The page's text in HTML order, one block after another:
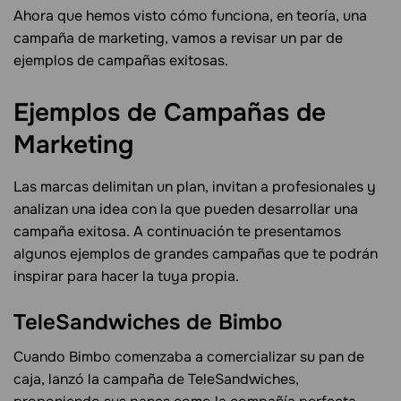
Ahora que hemos visto cómo funciona, en teoría, una
campaña de marketing, vamos a revisar un par de
ejemplos de campañas exitosas.
Ejemplos de Campañas de
Marketing
Las marcas delimitan un plan, invitan a profesionales y
analizan una idea con la que pueden desarrollar una
campaña exitosa. A continuación te presentamos
algunos ejemplos de grandes campañas que te podrán
inspirar para hacer la tuya propia.
TeleSandwiches de Bimbo
Cuando Bimbo comenzaba a comercializar su pan de
caja, lanzó la campaña de TeleSandwiches,